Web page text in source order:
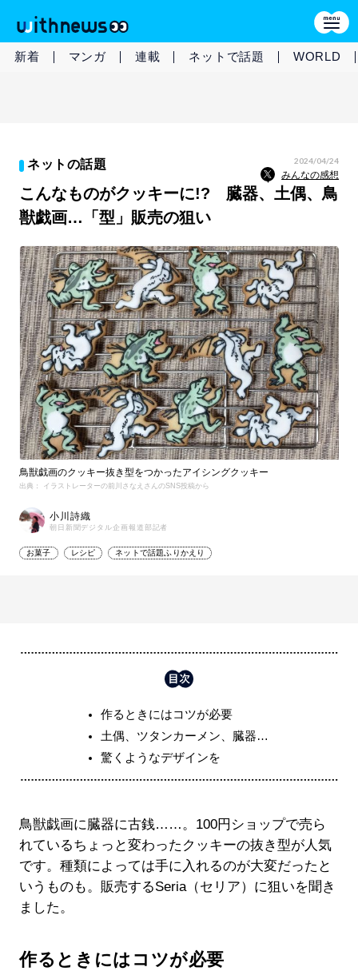
新着 マンガ 連載 ネットで話題 WORLD
ネットの話題 2024/04/24
みんなの感想
こんなものがクッキーに!? 臓器、土偶、鳥
獣戯画…「型」販売の狙い
鳥獣戯画のクッキー抜き型をつかったアイシングクッキー
出典： イラストレーターの前川さなえさんのSNS投稿から
小川詩織
朝日新聞デジタル企画報道部記者
お菓子 レシピ ネットで話題ふりかえり
作るときにはコツが必要
土偶、ツタンカーメン、臓器…
驚くようなデザインを
鳥獣戯画に臓器に古銭……。100円ショップで売ら
れているちょっと変わったクッキーの抜き型が人気
です。種類によっては手に入れるのが大変だったと
いうものも。販売するSeria（セリア）に狙いを聞き
ました。
作るときにはコツが必要